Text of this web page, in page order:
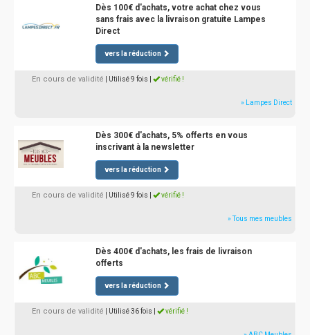
Dès 100€ d'achats, votre achat chez vous
sans frais avec la livraison gratuite Lampes
Direct
vers la réduction
En cours de validité | Utilisé 9 fois vérifié !
» Lampes Direct
Dès 300€ d'achats, 5% offerts en vous
inscrivant à la newsletter
vers la réduction
En cours de validité | Utilisé 9 fois vérifié !
» Tous mes meubles
Dès 400€ d'achats, les frais de livraison
offerts
vers la réduction
En cours de validité | Utilisé 36 fois vérifié !